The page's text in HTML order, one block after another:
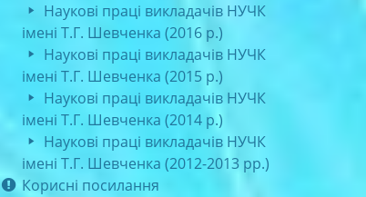
Наукові праці викладачів НУЧК
імені Т.Г. Шевченка (2016 р.)
Наукові праці викладачів НУЧК
імені Т.Г. Шевченка (2015 р.)
Наукові праці викладачів НУЧК
імені Т.Г. Шевченка (2014 р.)
Наукові праці викладачів НУЧК
імені Т.Г. Шевченка (2012-2013 рр.)
Корисні посилання